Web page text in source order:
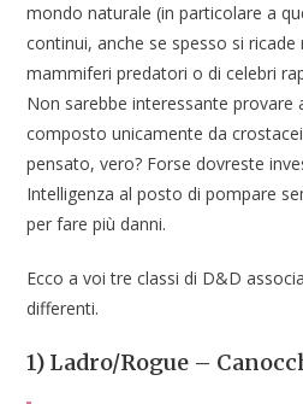
mondo naturale (in particolare a
continui, anche se spesso si
mammiferi predatori o di celebri
Non sarebbe interessante provare
composto unicamente da
pensato, vero? Forse dovreste
Intelligenza al posto di pompare
per fare più danni.
Ecco a voi tre classi di D&D
differenti.
1) Ladro/Rogue –